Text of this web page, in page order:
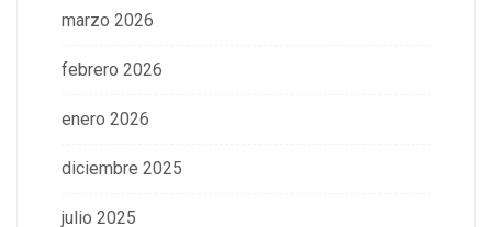
marzo 2026
febrero 2026
enero 2026
diciembre 2025
julio 2025